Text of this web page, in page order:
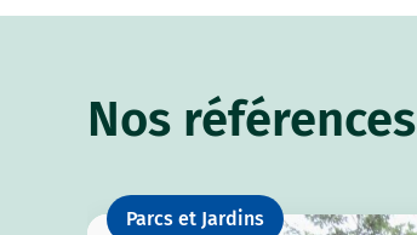
Nos références
Parcs et Jardins